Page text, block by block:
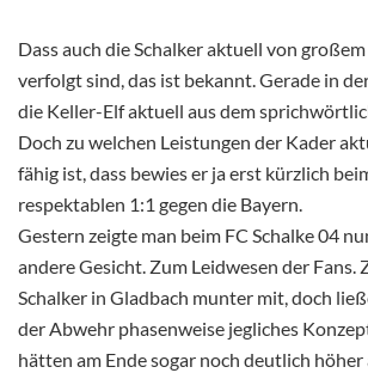
Dass auch die Schalker aktuell von
verfolgt sind, das ist bekannt. Gerade in
die Keller-Elf aktuell aus dem
Doch zu welchen Leistungen der Kader
fähig ist, dass bewies er ja erst kürzlich
respektablen 1:1 gegen die Bayern.
Gestern zeigte man beim FC Schalke 04
andere Gesicht. Zum Leidwesen der Fans.
Schalker in Gladbach munter mit, doch
der Abwehr phasenweise jegliches
hätten am Ende sogar noch deutlich höher